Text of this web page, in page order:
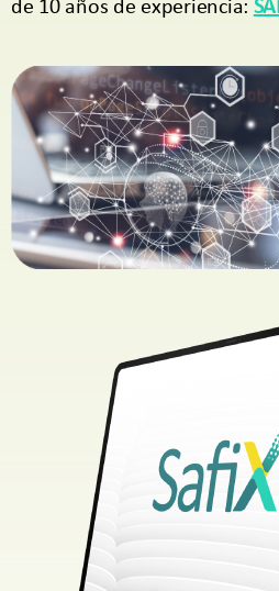
de 10 años de experiencia: